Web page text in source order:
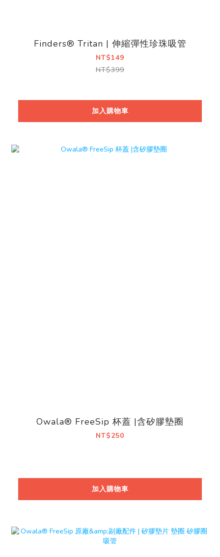
Finders® Tritan | 伸縮彈性珍珠吸管
NT$149
NT$399
加入購物車
Owala® FreeSip 杯蓋 |含矽膠墊圈
NT$250
加入購物車